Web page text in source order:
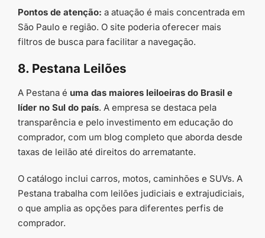
Pontos de atenção: a atuação é mais concentrada em
São Paulo e região. O site poderia oferecer mais
filtros de busca para facilitar a navegação.
8. Pestana Leilões
A Pestana é uma das maiores leiloeiras do Brasil e
líder no Sul do país. A empresa se destaca pela
transparência e pelo investimento em educação do
comprador, com um blog completo que aborda desde
taxas de leilão até direitos do arrematante.
O catálogo inclui carros, motos, caminhões e SUVs. A
Pestana trabalha com leilões judiciais e extrajudiciais,
o que amplia as opções para diferentes perfis de
comprador.